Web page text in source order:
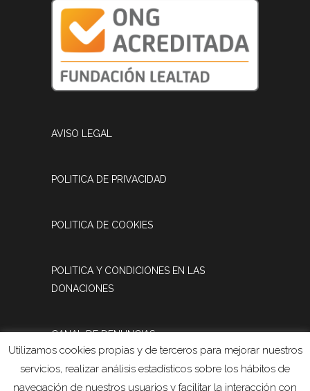
AVISO LEGAL
POLITICA DE PRIVACIDAD
POLITICA DE COOKIES
POLITICA Y CONDICIONES EN LAS
DONACIONES
CANAL DE DENUNCIAS
Utilizamos cookies propias y de terceros para mejorar nuestros
servicios, realizar análisis estadísticos sobre los hábitos de
navegación de nuestros usuarios y facilitar la interacción con